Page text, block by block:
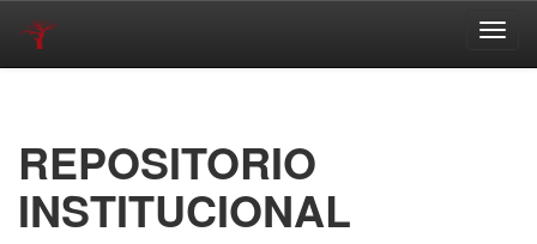
REPOSITORIO
INSTITUCIONAL